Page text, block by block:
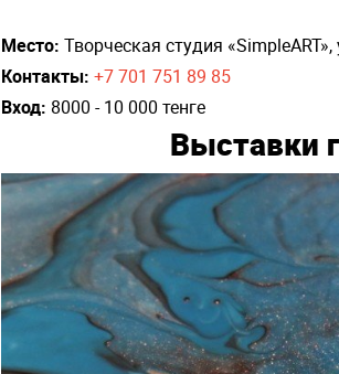
Место: Творческая студия
Контакты: +7 701 751 89 85
Вход: 8000 - 10 000 тенге
Выставки